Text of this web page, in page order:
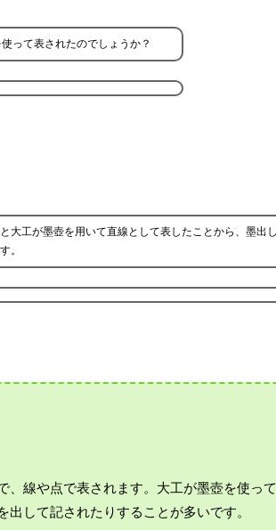
って表されたのでしょうか？
大工が墨壺を用いて直線として表したことから、墨出
。
、線や点で表されます。大工が墨壺を使っ
して記されたりすることが多いです。